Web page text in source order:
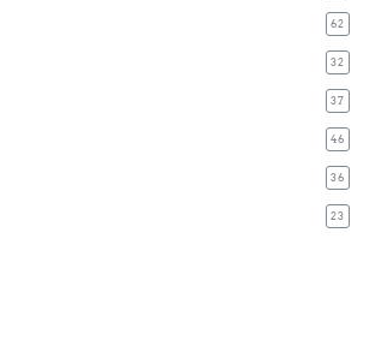
62
32
37
46
36
23